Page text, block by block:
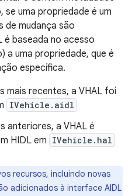
se uma propriedade é um
de mudança são
baseada no acesso
a uma propriedade, que é
específica.
mais recentes, a VHAL foi
IVehicle.aidl
anteriores, a VHAL é
HIDL em IVehicle.hal
recursos, incluindo novas
adicionados à interface AIDL